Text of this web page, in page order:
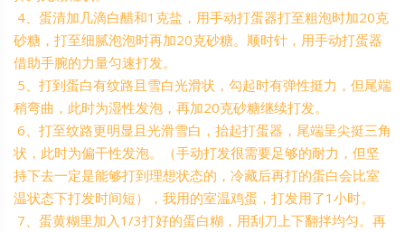
4、蛋清加几滴白醋和1克盐，用手动打蛋器打至粗泡时加20克
砂糖，打至细腻泡泡时再加20克砂糖。顺时针，用手动打蛋器
借助手腕的力量匀速打发。
5、打到蛋白有纹路且雪白光滑状，勾起时有弹性挺力，但尾端
稍弯曲，此时为湿性发泡，再加20克砂糖继续打发。
6、打至纹路更明显且光滑雪白，抬起打蛋器，尾端呈尖挺三角
状，此时为偏干性发泡。（手动打发很需要足够的耐力，但坚
持下去一定是能够打到理想状态的，冷藏后再打的蛋白会比室
温状态下打发时间短），我用的室温鸡蛋，打发用了1小时。
7、蛋黄糊里加入1/3打好的蛋白糊，用刮刀上下翻拌均匀。再